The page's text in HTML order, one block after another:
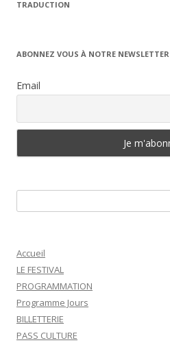
TRADUCTION
ABONNEZ VOUS À NOTRE NEWSLETTER
Email
Accueil
LE FESTIVAL
PROGRAMMATION
Programme Jours
BILLETTERIE
PASS CULTURE